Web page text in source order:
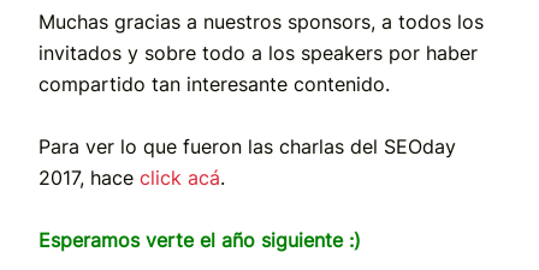
Muchas gracias a nuestros sponsors, a todos los
invitados y sobre todo a los speakers por haber
compartido tan interesante contenido.
Para ver lo que fueron las charlas del SEOday
2017, hace click acá.
Esperamos verte el año siguiente :)